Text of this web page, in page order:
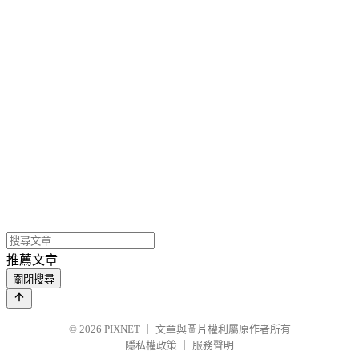
推薦文章
關閉搜尋
© 2026 PIXNET
文章與圖片權利屬原作者所有
隱私權政策
服務聲明